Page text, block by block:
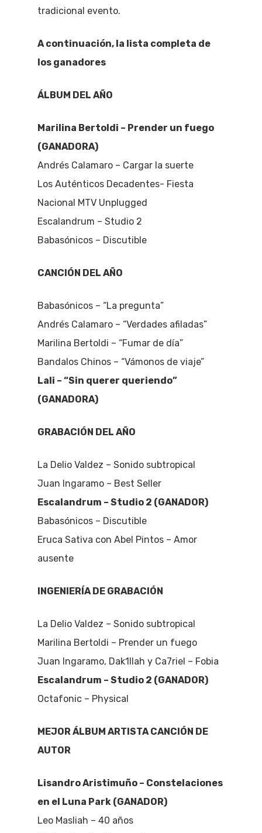
tradicional evento.
A continuación, la lista completa de
los ganadores
ÁLBUM DEL AÑO
Marilina Bertoldi – Prender un fuego
(GANADORA)
Andrés Calamaro – Cargar la suerte
Los Auténticos Decadentes- Fiesta
Nacional MTV Unplugged
Escalandrum – Studio 2
Babasónicos – Discutible
CANCIÓN DEL AÑO
Babasónicos – “La pregunta”
Andrés Calamaro – “Verdades afiladas”
Marilina Bertoldi – “Fumar de día”
Bandalos Chinos – “Vámonos de viaje”
Lali – “Sin querer queriendo”
(GANADORA)
GRABACIÓN DEL AÑO
La Delio Valdez – Sonido subtropical
Juan Ingaramo – Best Seller
Escalandrum – Studio 2 (GANADOR)
Babasónicos – Discutible
Eruca Sativa con Abel Pintos – Amor
ausente
INGENIERÍA DE GRABACIÓN
La Delio Valdez – Sonido subtropical
Marilina Bertoldi – Prender un fuego
Juan Ingaramo, Dak1llah y Ca7riel – Fobia
Escalandrum – Studio 2 (GANADOR)
Octafonic – Physical
MEJOR ÁLBUM ARTISTA CANCIÓN DE
AUTOR
Lisandro Aristimuño – Constelaciones
en el Luna Park (GANADOR)
Leo Masliah – 40 años